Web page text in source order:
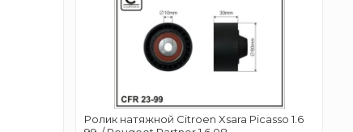
Ролик натяжной Citroen Xsara Picasso 1.6